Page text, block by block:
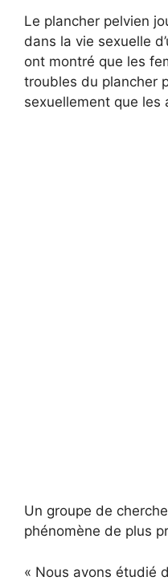
Le plancher pelvien
dans la vie sexuelle
ont montré que les
troubles du plancher
sexuellement que les
Un groupe de
phénomène de plus
« Nous avons étudié